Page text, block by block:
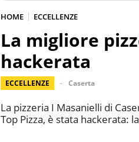
HOME ECCELLENZE
La migliore
hackerata
ECCELLENZE Caserta
La pizzeria I Masanielli di
Top Pizza, è stata hackerata: